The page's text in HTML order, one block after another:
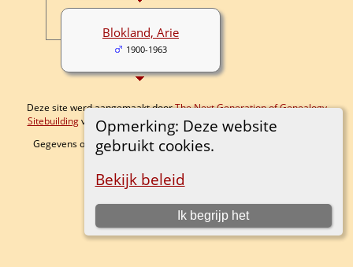
Opmerking: Deze website
gebruikt cookies.
Bekijk beleid
Ik begrijp het
Blokland, Arie
1900-1963
Deze site werd aangemaakt doorThe Next Generation of Genealogy
Sitebuildingv. 15.0.4, geschreven door Darrin Lythgoe © 2001-2026.
Gegevens onderhouden doorBram. |Data Beschermings Beleid